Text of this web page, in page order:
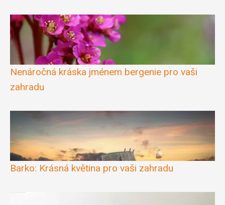
Nenáročná kráska jménem bergenie pro vaši
zahradu
Barko: Krásná květina pro vaši zahradu